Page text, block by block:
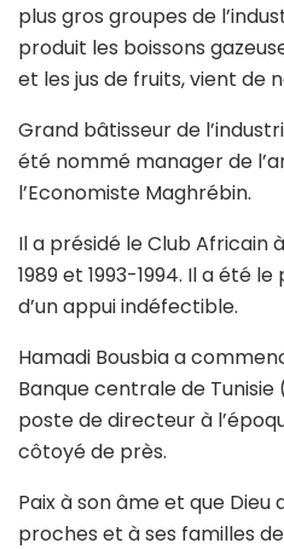
plus gros groupes de
produit les boissons
et les jus de fruits, vient de
Grand bâtisseur de
été nommé manager de
l’Economiste Maghrébin.
Il a présidé le Club Africain
1989 et 1993-1994. Il a été le
d’un appui indéfectible.
Hamadi Bousbia a
Banque centrale de Tunisie
poste de directeur à
côtoyé de près.
Paix à son âme et que
proches et à ses familles